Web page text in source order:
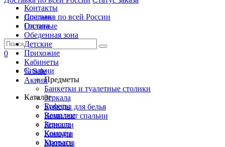
Спальни
Гостиные
Обеденная зона
Детские
Прихожие
Кабинеты
% Sale
Акции
Каталог
Буфеты
Вешалки
Зеркала
Комоды
Кровати
Контакты
Доставка по всей России
Оплата
0
Спальни
Предметы
Банкетки и туалетные столики
Зеркала
Комоды для белья
Комплект спальни
Консоли
Кровати
Матрасы